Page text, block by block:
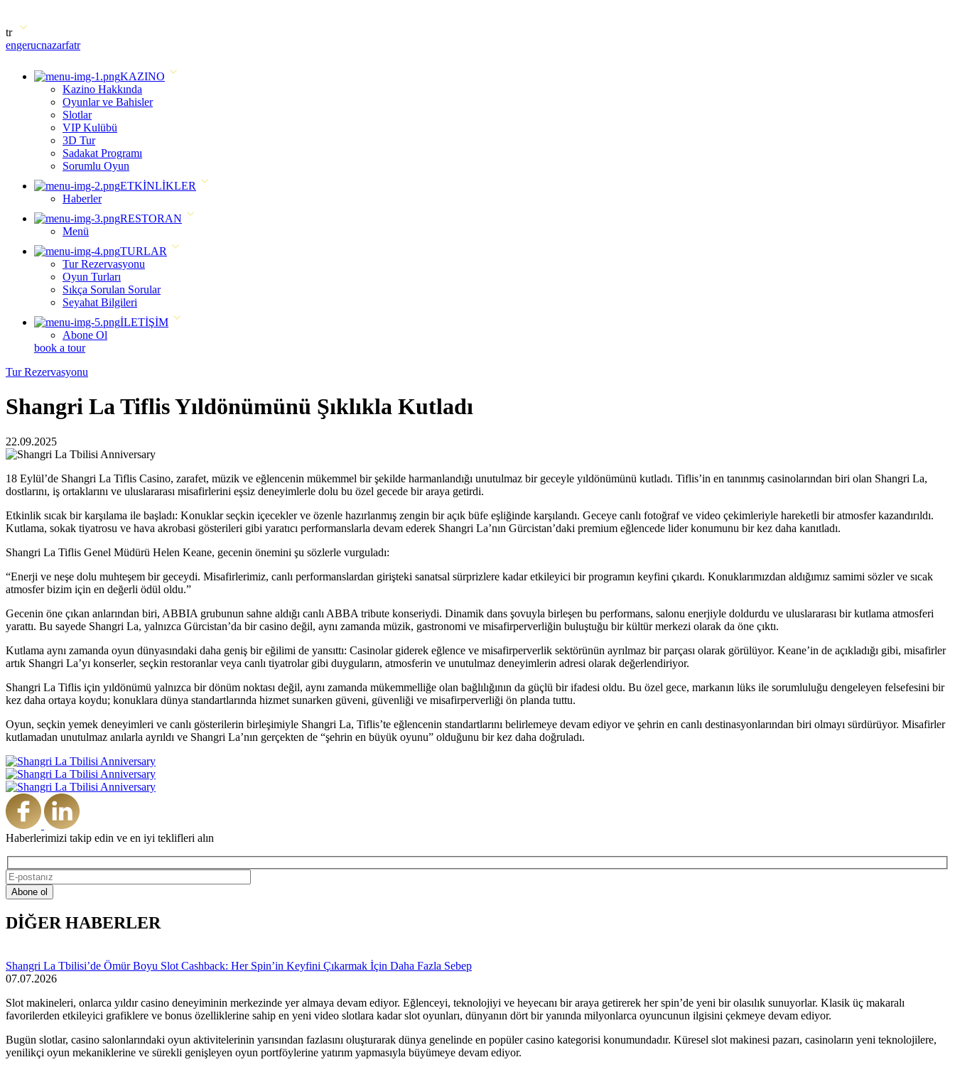
tr
engerucnazarfatr
KAZINO
Kazino Hakkında
Oyunlar ve Bahisler
Slotlar
VIP Kulübü
3D Tur
Sadakat Programı
Sorumlu Oyun
ETKİNLİKLER
Haberler
RESTORAN
Menü
TURLAR
Tur Rezervasyonu
Oyun Turları
Sıkça Sorulan Sorular
Seyahat Bilgileri
İLETİŞİM
Abone Ol
book a tour
Tur Rezervasyonu
Shangri La Tiflis Yıldönümünü Şıklıkla Kutladı
22.09.2025
18 Eylül’de Shangri La Tiflis Casino, zarafet, müzik ve eğlencenin mükemmel bir şekilde harmanlandığı unutulmaz bir geceyle yıldönümünü kutladı. Tiflis’in en tanınmış casinolarından biri olan Shangri La,
dostlarını, iş ortaklarını ve uluslararası misafirlerini eşsiz deneyimlerle dolu bu özel gecede bir araya getirdi.
Etkinlik sıcak bir karşılama ile başladı: Konuklar seçkin içecekler ve özenle hazırlanmış zengin bir açık büfe eşliğinde karşılandı. Geceye canlı fotoğraf ve video çekimleriyle hareketli bir atmosfer kazandırıldı.
Kutlama, sokak tiyatrosu ve hava akrobasi gösterileri gibi yaratıcı performanslarla devam ederek Shangri La’nın Gürcistan’daki premium eğlencede lider konumunu bir kez daha kanıtladı.
Shangri La Tiflis Genel Müdürü Helen Keane, gecenin önemini şu sözlerle vurguladı:
“Enerji ve neşe dolu muhteşem bir geceydi. Misafirlerimiz, canlı performanslardan girişteki sanatsal sürprizlere kadar etkileyici bir programın keyfini çıkardı. Konuklarımızdan aldığımız samimi sözler ve sıcak
atmosfer bizim için en değerli ödül oldu.”
Gecenin öne çıkan anlarından biri, ABBIA grubunun sahne aldığı canlı ABBA tribute konseriydi. Dinamik dans şovuyla birleşen bu performans, salonu enerjiyle doldurdu ve uluslararası bir kutlama atmosferi
yarattı. Bu sayede Shangri La, yalnızca Gürcistan’da bir casino değil, aynı zamanda müzik, gastronomi ve misafirperverliğin buluştuğu bir kültür merkezi olarak da öne çıktı.
Kutlama aynı zamanda oyun dünyasındaki daha geniş bir eğilimi de yansıttı: Casinolar giderek eğlence ve misafirperverlik sektörünün ayrılmaz bir parçası olarak görülüyor. Keane’in de açıkladığı gibi, misafirler
artık Shangri La’yı konserler, seçkin restoranlar veya canlı tiyatrolar gibi duyguların, atmosferin ve unutulmaz deneyimlerin adresi olarak değerlendiriyor.
Shangri La Tiflis için yıldönümü yalnızca bir dönüm noktası değil, aynı zamanda mükemmelliğe olan bağlılığının da güçlü bir ifadesi oldu. Bu özel gece, markanın lüks ile sorumluluğu dengeleyen felsefesini bir
kez daha ortaya koydu; konuklara dünya standartlarında hizmet sunarken güveni, güvenliği ve misafirperverliği ön planda tuttu.
Oyun, seçkin yemek deneyimleri ve canlı gösterilerin birleşimiyle Shangri La, Tiflis’te eğlencenin standartlarını belirlemeye devam ediyor ve şehrin en canlı destinasyonlarından biri olmayı sürdürüyor. Misafirler
kutlamadan unutulmaz anılarla ayrıldı ve Shangri La’nın gerçekten de “şehrin en büyük oyunu” olduğunu bir kez daha doğruladı.
Haberlerimizi takip edin ve en iyi teklifleri alın
DİĞER HABERLER
Shangri La Tbilisi’de Ömür Boyu Slot Cashback: Her Spin’in Keyfini Çıkarmak İçin Daha Fazla Sebep
07.07.2026
Slot makineleri, onlarca yıldır casino deneyiminin merkezinde yer almaya devam ediyor. Eğlenceyi, teknolojiyi ve heyecanı bir araya getirerek her spin’de yeni bir olasılık sunuyorlar. Klasik üç makaralı
favorilerden etkileyici grafiklere ve bonus özelliklerine sahip en yeni video slotlara kadar slot oyunları, dünyanın dört bir yanında milyonlarca oyuncunun ilgisini çekmeye devam ediyor.
Bugün slotlar, casino salonlarındaki oyun aktivitelerinin yarısından fazlasını oluşturarak dünya genelinde en popüler casino kategorisi konumundadır. Küresel slot makinesi pazarı, casinoların yeni teknolojilere,
yenilikçi oyun mekaniklerine ve sürekli genişleyen oyun portföylerine yatırım yapmasıyla büyümeye devam ediyor.